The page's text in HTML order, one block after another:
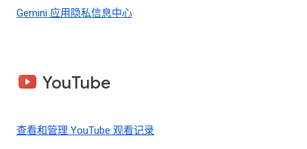
Gemini 应用隐私信息中心
YouTube
查看和管理 YouTube 观看记录